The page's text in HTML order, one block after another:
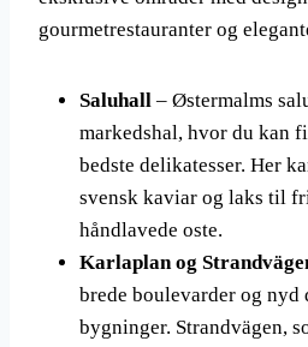
gourmetrestauranter og
Saluhall – Østermalms
markedshal, hvor du kan
bedste delikatesser. Her
svensk kaviar og laks til
håndlavede oste.
Karlaplan og
brede boulevarder og nyd
bygninger. Strandvägen,